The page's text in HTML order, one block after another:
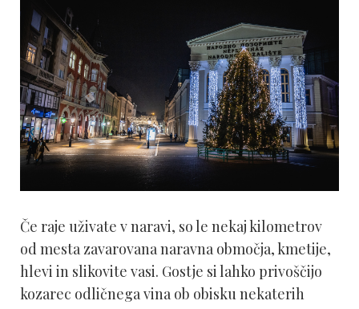
Če raje uživate v naravi, so le nekaj kilometrov
od mesta zavarovana naravna območja, kmetije,
hlevi in slikovite vasi. Gostje si lahko privoščijo
kozarec odličnega vina ob obisku nekaterih